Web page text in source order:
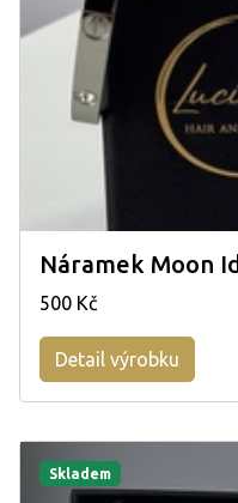
Náramek Moon
500 Kč
Detail výrobku
Skladem